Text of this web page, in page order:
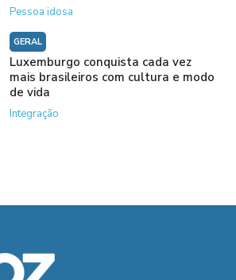
Pessoa idosa
GERAL
Luxemburgo conquista cada vez
mais brasileiros com cultura e modo
de vida
Integração